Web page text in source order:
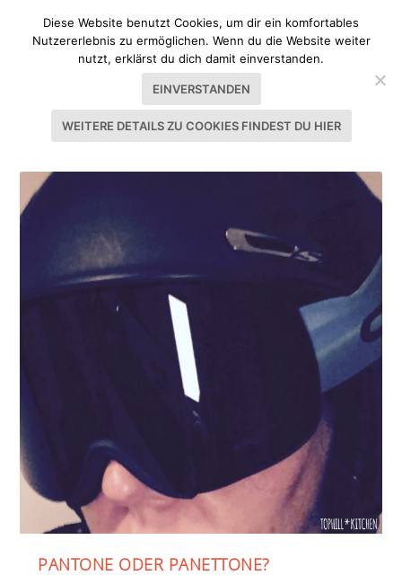
SCHLAGWORT:ULTRAVIOLETT
PANTONE ODER PANETTONE?
Diese Website benutzt Cookies, um dir ein komfortables
Nutzererlebnis zu ermöglichen. Wenn du die Website weiter
nutzt, erklärst du dich damit einverstanden.
EINVERSTANDEN
WEITERE DETAILS ZU COOKIES FINDEST DU HIER